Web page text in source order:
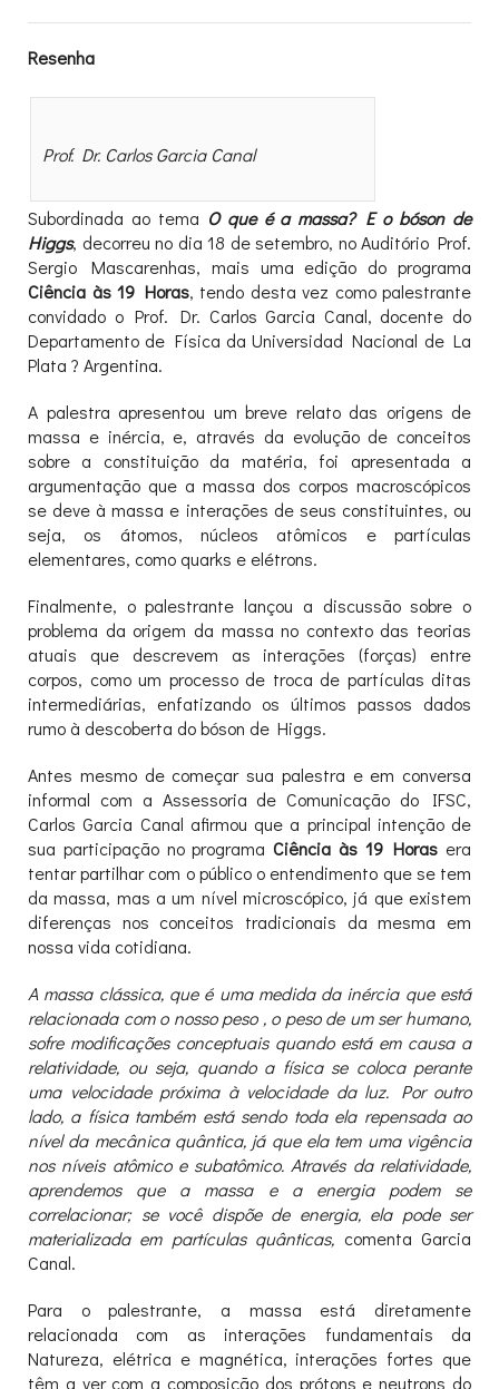
Resenha
Prof. Dr. Carlos Garcia Canal
Subordinada ao tema O que é a massa? E o bóson de
Higgs, decorreu no dia 18 de setembro, no Auditório Prof.
Sergio Mascarenhas, mais uma edição do programa
Ciência às 19 Horas, tendo desta vez como palestrante
convidado o Prof. Dr. Carlos Garcia Canal, docente do
Departamento de Física da Universidad Nacional de La
Plata ? Argentina.
A palestra apresentou um breve relato das origens de
massa e inércia, e, através da evolução de conceitos
sobre a constituição da matéria, foi apresentada a
argumentação que a massa dos corpos macroscópicos
se deve à massa e interações de seus constituintes, ou
seja, os átomos, núcleos atômicos e partículas
elementares, como quarks e elétrons.
Finalmente, o palestrante lançou a discussão sobre o
problema da origem da massa no contexto das teorias
atuais que descrevem as interações (forças) entre
corpos, como um processo de troca de partículas ditas
intermediárias, enfatizando os últimos passos dados
rumo à descoberta do bóson de Higgs.
Antes mesmo de começar sua palestra e em conversa
informal com a Assessoria de Comunicação do IFSC,
Carlos Garcia Canal afirmou que a principal intenção de
sua participação no programa Ciência às 19 Horas era
tentar partilhar com o público o entendimento que se tem
da massa, mas a um nível microscópico, já que existem
diferenças nos conceitos tradicionais da mesma em
nossa vida cotidiana.
A massa clássica, que é uma medida da inércia que está
relacionada com o nosso peso , o peso de um ser humano,
sofre modificações conceptuais quando está em causa a
relatividade, ou seja, quando a física se coloca perante
uma velocidade próxima à velocidade da luz. Por outro
lado, a física também está sendo toda ela repensada ao
nível da mecânica quântica, já que ela tem uma vigência
nos níveis atômico e subatômico. Através da relatividade,
aprendemos que a massa e a energia podem se
correlacionar; se você dispõe de energia, ela pode ser
materializada em partículas quânticas, comenta Garcia
Canal.
Para o palestrante, a massa está diretamente
relacionada com as interações fundamentais da
Natureza, elétrica e magnética, interações fortes que
têm a ver com a composição dos prótons e neutrons do